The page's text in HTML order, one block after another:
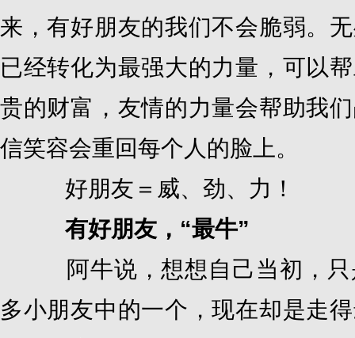
来，有好朋友的我们不会脆弱。
已经转化为最强大的力量，可以
贵的财富，友情的力量会帮助我
信笑容会重回每个人的脸上。
好朋友＝威、劲、力！
有好朋友，“最牛”
阿牛说，想想自己当初，只
多小朋友中的一个，现在却是走